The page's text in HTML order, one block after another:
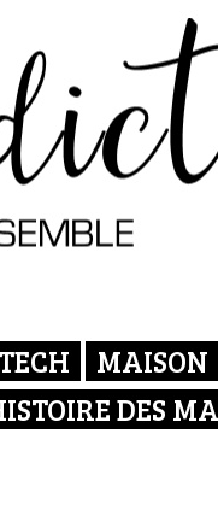
MAISON
DES